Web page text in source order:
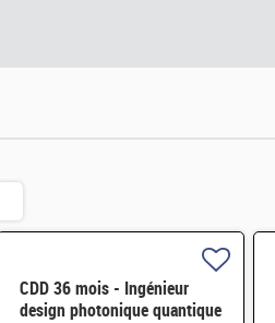
CDD 36 mois - Ingénieur
design photonique quantique